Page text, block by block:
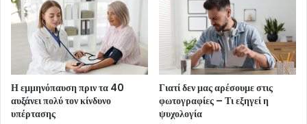
Η εμμηνόπαυση πριν τα 40
αυξάνει πολύ τον κίνδυνο
υπέρτασης
Γιατί δεν μας αρέσουμε στις
φωτογραφίες – Τι εξηγεί η
ψυχολογία